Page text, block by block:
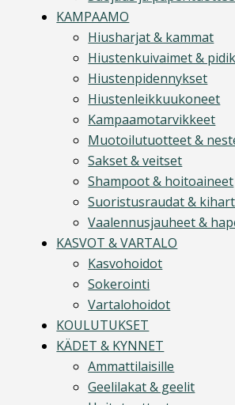
KAMPAAMO
Hiusharjat & kammat
Hiustenkuivaimet &
Hiustenpidennykset
Hiustenleikkuukoneet
Kampaamotarvikkeet
Muotoilutuotteet &
Sakset & veitset
Shampoot & hoitoaineet
Suoristusraudat &
Vaalennusjauheet &
KASVOT & VARTALO
Kasvohoidot
Sokerointi
Vartalohoidot
KOULUTUKSET
KÄDET & KYNNET
Ammattilaisille
Geelilakat & geelit